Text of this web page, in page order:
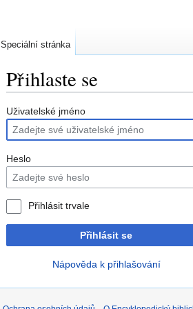
Přihlaste se
Skočit
na
navigaci
Skočit
na
vyhledávání
Uživatelské jméno
Heslo
Přihlásit trvale
Přihlásit se
Nápověda k přihlašování
Speciální stránka